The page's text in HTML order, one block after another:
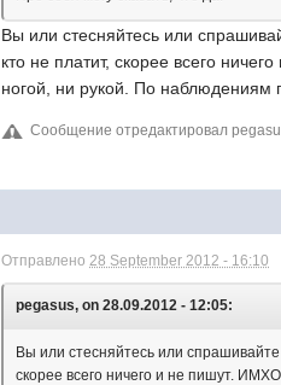
Вы или стесняйтесь или
кто не платит, скорее всего
ногой, ни рукой. По наблюдениям
Сообщение отредактировал
Отправлено28 September 2012 - 16:10
pegasus, on 28.09.2012 - 12:05:
Вы или стесняйтесь или
скорее всего ничего и не пишут.